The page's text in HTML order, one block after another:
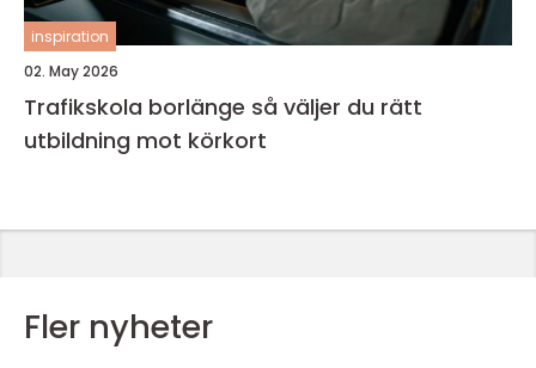
inspiration
02. May 2026
Trafikskola borlänge så väljer du rätt
utbildning mot körkort
Fler nyheter